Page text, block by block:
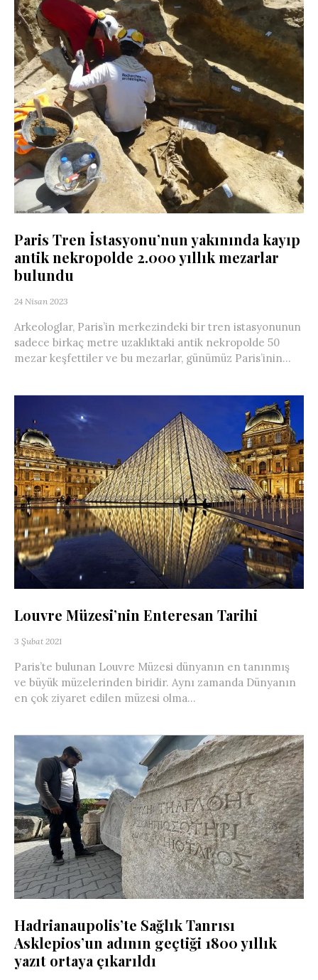
Paris Tren İstasyonu’nun yakınında kayıp
antik nekropolde 2.000 yıllık mezarlar
bulundu
24 Nisan 2023
Arkeologlar, Paris’in merkezindeki bir tren istasyonunun
sadece birkaç metre uzaklıktaki antik nekropolde 50
mezar keşfettiler ve bu mezarlar, günümüz Paris’inin...
Louvre Müzesi’nin Enteresan Tarihi
3 Şubat 2021
Paris’te bulunan Louvre Müzesi dünyanın en tanınmış
ve büyük müzelerinden biridir. Aynı zamanda Dünyanın
en çok ziyaret edilen müzesi olma...
Hadrianaupolis’te Sağlık Tanrısı
Asklepios’un adının geçtiği 1800 yıllık
yazıt ortaya çıkarıldı